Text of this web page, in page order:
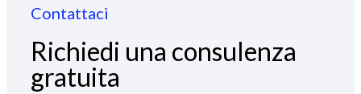
Contattaci
Richiedi una consulenza
gratuita